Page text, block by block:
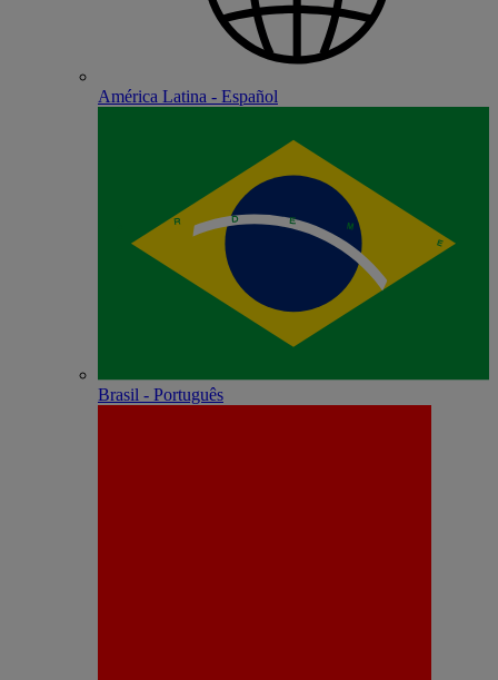
América Latina - Español
Brasil - Português